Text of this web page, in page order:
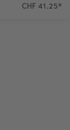
CHF 41.25*